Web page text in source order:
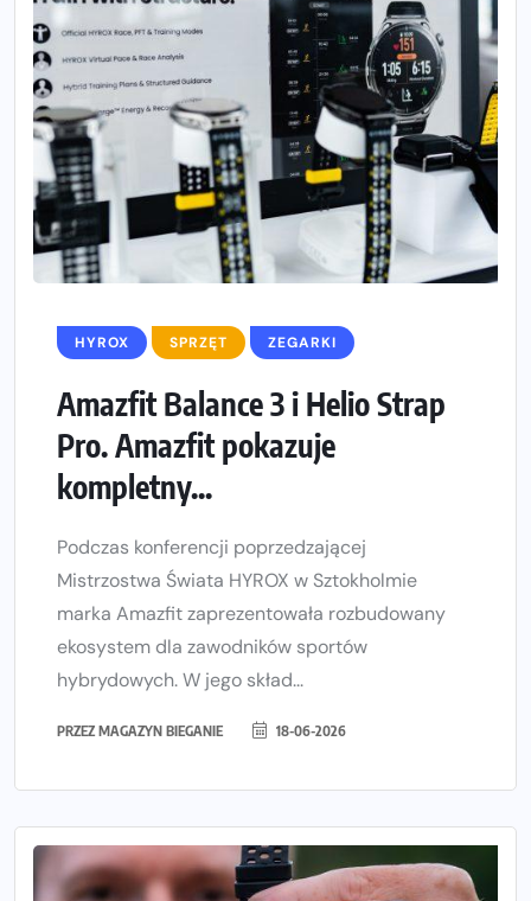
HYROX SPRZĘT ZEGARKI
Amazfit Balance 3 i Helio Strap
Pro. Amazfit pokazuje
kompletny...
Podczas konferencji poprzedzającej
Mistrzostwa Świata HYROX w Sztokholmie
marka Amazfit zaprezentowała rozbudowany
ekosystem dla zawodników sportów
hybrydowych. W jego skład...
PRZEZ MAGAZYN BIEGANIE 18-06-2026